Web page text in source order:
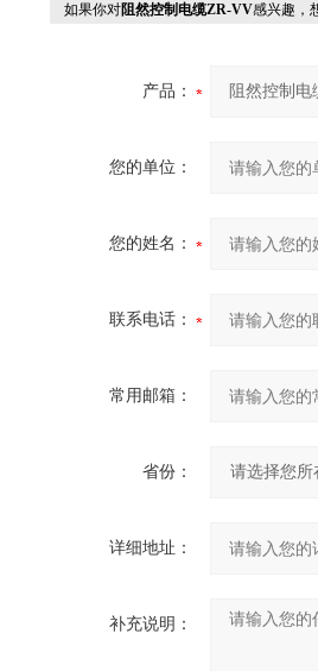
如果你对阻然控制电缆ZR-VV感兴趣，
产品：
您的单位：
您的姓名：
联系电话：
常用邮箱：
省份：
详细地址：
补充说明：